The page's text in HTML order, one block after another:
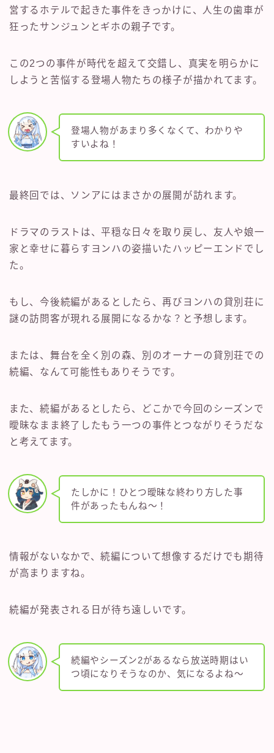
営するホテルで起きた事件をきっかけに、人生の歯車が
狂ったサンジュンとギホの親子です。
この2つの事件が時代を超えて交錯し、真実を明らかに
しようと苦悩する登場人物たちの様子が描かれてます。
登場人物があまり多くなくて、わかりや
すいよね！
最終回では、ソンアにはまさかの展開が訪れます。
ドラマのラストは、平穏な日々を取り戻し、友人や娘一
家と幸せに暮らすヨンハの姿描いたハッピーエンドでし
た。
もし、今後続編があるとしたら、再びヨンハの貸別荘に
謎の訪問客が現れる展開になるかな？と予想します。
または、舞台を全く別の森、別のオーナーの貸別荘での
続編、なんて可能性もありそうです。
また、続編があるとしたら、どこかで今回のシーズンで
曖昧なまま終了したもう一つの事件とつながりそうだな
と考えてます。
たしかに！ひとつ曖昧な終わり方した事
件があったもんね〜！
情報がないなかで、続編について想像するだけでも期待
が高まりますね。
続編が発表される日が待ち遠しいです。
続編やシーズン2があるなら放送時期はい
つ頃になりそうなのか、気になるよね〜